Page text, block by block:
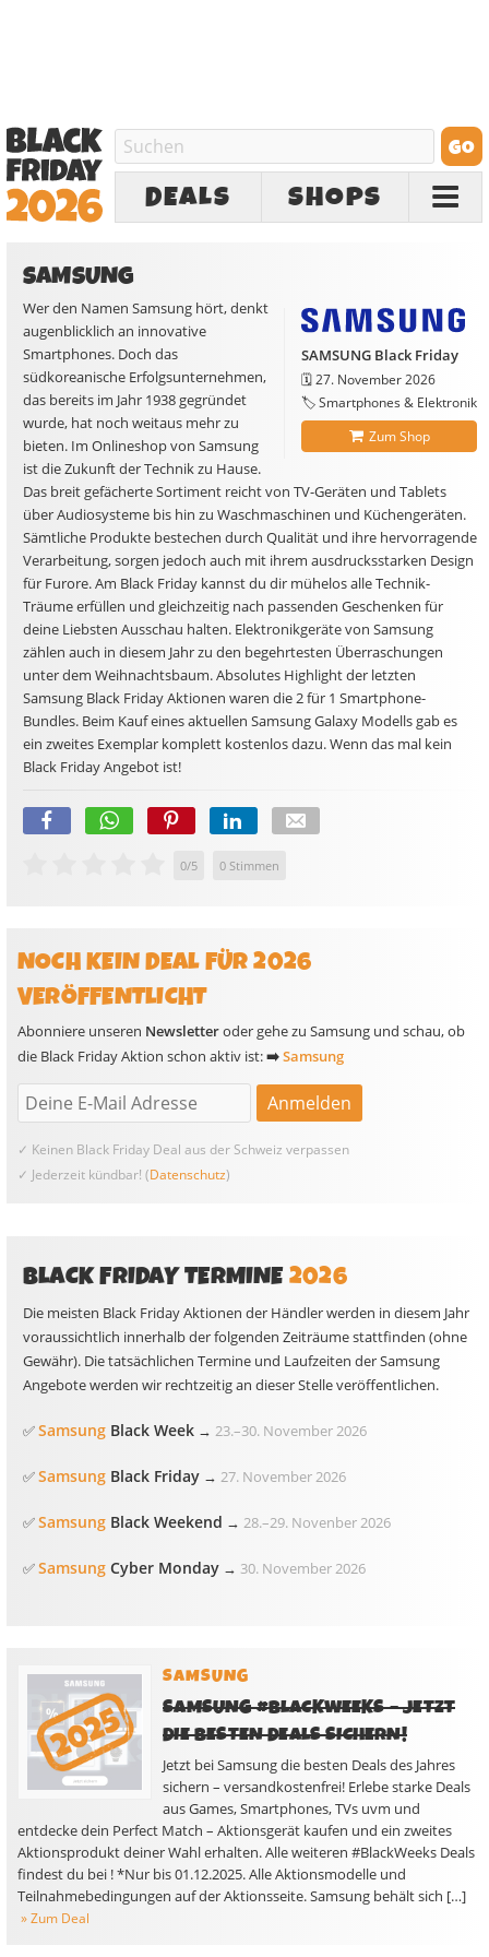
DEALS SHOPS
SAMSUNG
SAMSUNG Black Friday
🗓️27. November 2026
🏷️ Smartphones & Elektronik
Zum Shop
Wer den Namen Samsung hört, denkt
augenblicklich an innovative
Smartphones. Doch das
südkoreanische Erfolgsunternehmen,
das bereits im Jahr 1938 gegründet
wurde, hat noch weitaus mehr zu
bieten. Im Onlineshop von Samsung
ist die Zukunft der Technik zu Hause.
Das breit gefächerte Sortiment reicht von TV-Geräten und Tablets
über Audiosysteme bis hin zu Waschmaschinen und Küchengeräten.
Sämtliche Produkte bestechen durch Qualität und ihre hervorragende
Verarbeitung, sorgen jedoch auch mit ihrem ausdrucksstarken Design
für Furore. Am Black Friday kannst du dir mühelos alle Technik-
Träume erfüllen und gleichzeitig nach passenden Geschenken für
deine Liebsten Ausschau halten. Elektronikgeräte von Samsung
zählen auch in diesem Jahr zu den begehrtesten Überraschungen
unter dem Weihnachtsbaum. Absolutes Highlight der letzten
Samsung Black Friday Aktionen waren die 2 für 1 Smartphone-
Bundles. Beim Kauf eines aktuellen Samsung Galaxy Modells gab es
ein zweites Exemplar komplett kostenlos dazu. Wenn das mal kein
Black Friday Angebot ist!
0/5 0 Stimmen
NOCH KEIN DEAL FÜR 2026
VERÖFFENTLICHT
Abonniere unseren Newsletteroder gehe zu Samsung und schau, ob
die Black Friday Aktion schon aktiv ist:➡️Samsung
✓ Keinen Black Friday Deal aus der Schweiz verpassen
✓ Jederzeit kündbar! (Datenschutz)
BLACK FRIDAY TERMINE2026
Die meisten Black Friday Aktionen der Händler werden in diesem Jahr
voraussichtlich innerhalb der folgenden Zeiträume stattfinden (ohne
Gewähr). Die tatsächlichen Termine und Laufzeiten der Samsung
Angebote werden wir rechtzeitig an dieser Stelle veröffentlichen.
✅Samsung Black Week → 23.–30. November 2026
✅Samsung Black Friday → 27. November 2026
✅Samsung Black Weekend → 28.–29. Novenber 2026
✅Samsung Cyber Monday → 30. November 2026
SAMSUNG
SAMSUNG #BLACKWEEKS – JETZT
DIE BESTEN DEALS SICHERN!
Jetzt bei Samsung die besten Deals des Jahres
sichern – versandkostenfrei! Erlebe starke Deals
aus Games, Smartphones, TVs uvm und
entdecke dein Perfect Match – Aktionsgerät kaufen und ein zweites
Aktionsprodukt deiner Wahl erhalten. Alle weiteren #BlackWeeks Deals
findest du bei ! *Nur bis 01.12.2025. Alle Aktionsmodelle und
Teilnahmebedingungen auf der Aktionsseite. Samsung behält sich […]
» Zum Deal